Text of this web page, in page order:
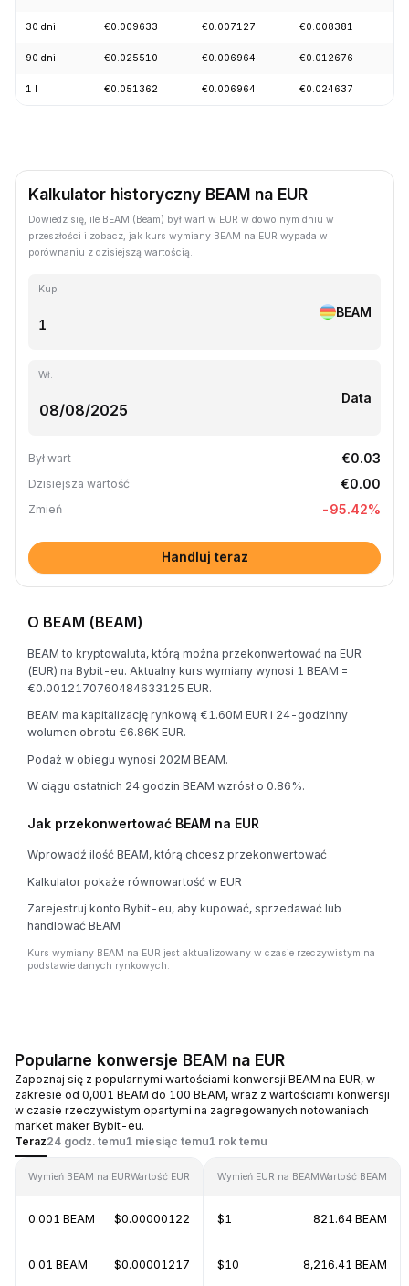
30 dni €0.009633 €0.007127 €0.008381
90 dni €0.025510 €0.006964 €0.012676
1 l €0.051362 €0.006964 €0.024637
Kalkulator historyczny BEAM na EUR
Dowiedz się, ile BEAM (Beam) był wart w EUR w dowolnym dniu w
przeszłości i zobacz, jak kurs wymiany BEAM na EUR wypada w
porównaniu z dzisiejszą wartością.
Kup
BEAM
Wł.
Data
Był wart €0.03
Dzisiejsza wartość €0.00
Zmień -95.42%
Handluj teraz
O BEAM (BEAM)
BEAM to kryptowaluta, którą można przekonwertować na EUR
(EUR) na Bybit-eu. Aktualny kurs wymiany wynosi 1 BEAM =
€0.0012170760484633125 EUR.
BEAM ma kapitalizację rynkową €1.60M EUR i 24-godzinny
wolumen obrotu €6.86K EUR.
Podaż w obiegu wynosi 202M BEAM.
W ciągu ostatnich 24 godzin BEAM wzrósł o 0.86%.
Jak przekonwertować BEAM na EUR
Wprowadź ilość BEAM, którą chcesz przekonwertować
Kalkulator pokaże równowartość w EUR
Zarejestruj konto Bybit-eu, aby kupować, sprzedawać lub
handlować BEAM
Kurs wymiany BEAM na EUR jest aktualizowany w czasie rzeczywistym na
podstawie danych rynkowych.
Popularne konwersje BEAM na EUR
Zapoznaj się z popularnymi wartościami konwersji BEAM na EUR, w
zakresie od 0,001 BEAM do 100 BEAM, wraz z wartościami konwersji
w czasie rzeczywistym opartymi na zagregowanych notowaniach
market maker Bybit-eu.
Teraz24 godz. temu1 miesiąc temu1 rok temu
Wymień BEAM na EURWartość EUR
0.001 BEAM $0.00000122
0.01 BEAM $0.00001217
Wymień EUR na BEAMWartość BEAM
$1 821.64 BEAM
$10 8,216.41 BEAM